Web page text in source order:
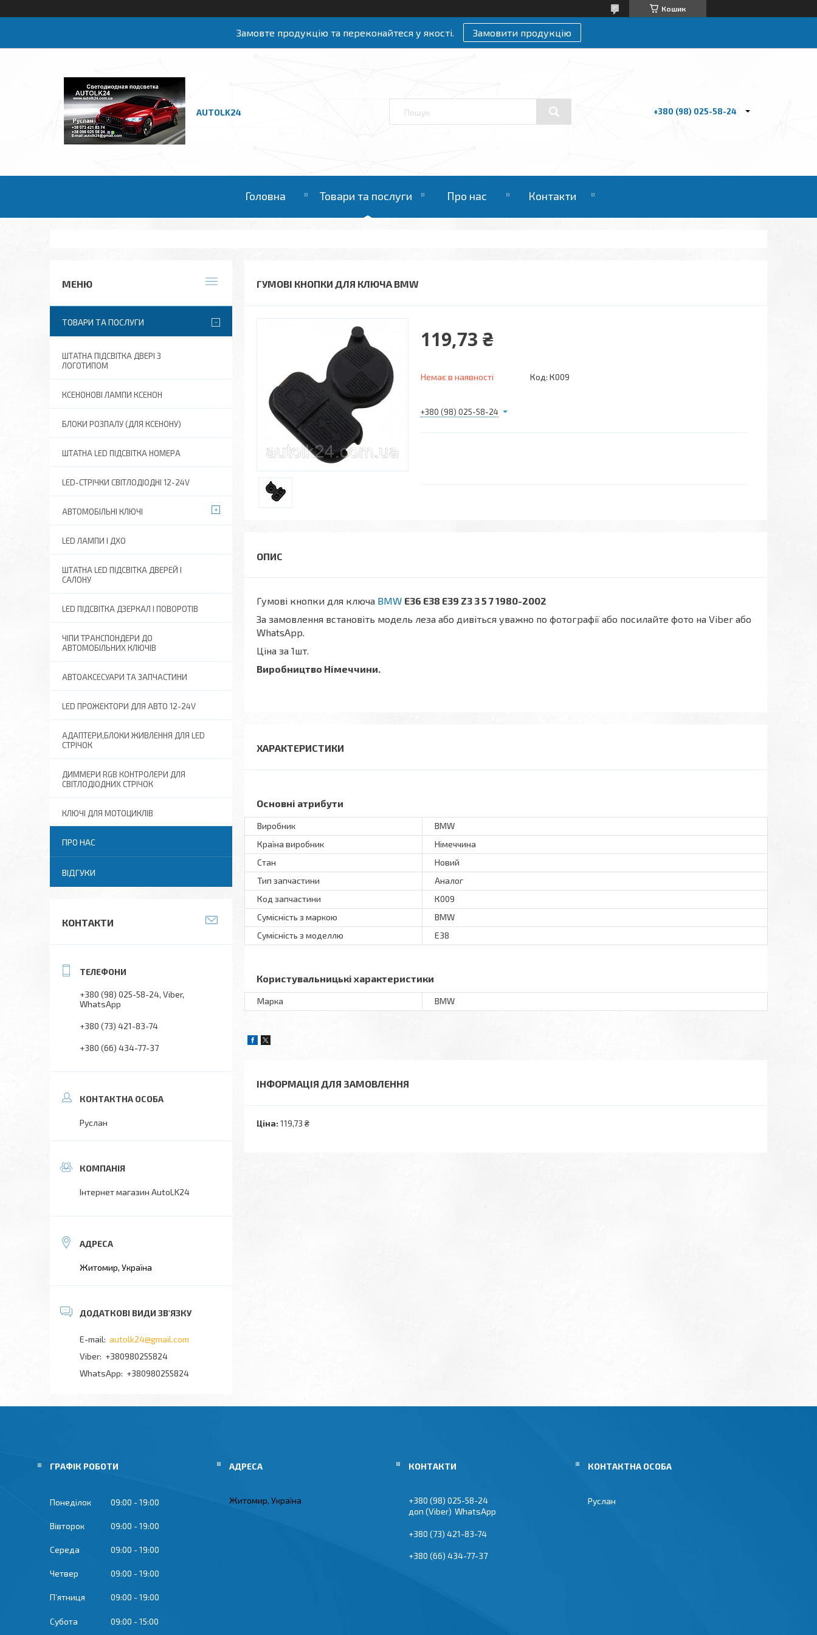
Кошик
Замовте продукцію та переконайтеся у якості. Замовити продукцію
AUTOLK24 +380 (98) 025-58-24
Головна Товари та послуги Про нас Контакти
ГУМОВІ КНОПКИ ДЛЯ КЛЮЧА BMW
119,73 ₴
Немає в наявності Код: К009
+380 (98) 025-58-24
Гумові кнопки для ключа BMW E36 E38 E39 Z3 3 5 7 1980-2002
За замовлення встановіть модель леза або дивіться уважно по фотографії або посилайте фото на Viber або
WhatsApp.
Ціна за 1шт.
Виробництво Німеччини.
ХАРАКТЕРИСТИКИ
Основні атрибути
Виробник
BMW
Країна виробник
Німеччина
Стан
Новий
Тип запчастини
Аналог
Код запчастини
К009
Сумісність з маркою
BMW
Сумісність з моделлю
E38
Користувальницькі характеристики
Марка BMW
ІНФОРМАЦІЯ ДЛЯ ЗАМОВЛЕННЯ
Ціна: 119,73 ₴
ТОВАРИ ТА ПОСЛУГИ
ШТАТНА ПІДСВІТКА ДВЕРІ З
ЛОГОТИПОМ
КСЕНОНОВІ ЛАМПИ КСЕНОН
БЛОКИ РОЗПАЛУ (ДЛЯ КСЕНОНУ)
ШТАТНА LED ПІДСВІТКА НОМЕРА
LED-СТРІЧКИ СВІТЛОДІОДНІ 12-24V
АВТОМОБІЛЬНІ КЛЮЧІ
LED ЛАМПИ І ДХО
ШТАТНА LED ПІДСВІТКА ДВЕРЕЙ І
САЛОНУ
LED ПІДСВІТКА ДЗЕРКАЛ І ПОВОРОТІВ
ЧІПИ ТРАНСПОНДЕРИ ДО
АВТОМОБІЛЬНИХ КЛЮЧІВ
АВТОАКСЕСУАРИ ТА ЗАПЧАСТИНИ
LED ПРОЖЕКТОРИ ДЛЯ АВТО 12-24V
АДАПТЕРИ,БЛОКИ ЖИВЛЕННЯ ДЛЯ LED
СТРІЧОК
ДИММЕРИ RGB КОНТРОЛЕРИ ДЛЯ
СВІТЛОДІОДНИХ СТРІЧОК
КЛЮЧІ ДЛЯ МОТОЦИКЛІВ
ПРО НАС
ВІДГУКИ
КОНТАКТИ
+380 (98) 025-58-24 Viber
WhatsApp
+380 (73) 421-83-74
+380 (66) 434-77-37
Руслан
Інтернет магазин AutoLK24
Житомир, Україна
autolk24@gmail.com
+380980255824
+380980255824
ГРАФІК РОБОТИ
Понеділок 09:00 19:00
Вівторок 09:00 19:00
Середа 09:00 19:00
Четвер 09:00 19:00
Пʼятниця 09:00 19:00
Субота 09:00 15:00
Житомир, Україна
+380 (98) 025-58-24
Viber WhatsApp
+380 (73) 421-83-74
+380 (66) 434-77-37
Руслан